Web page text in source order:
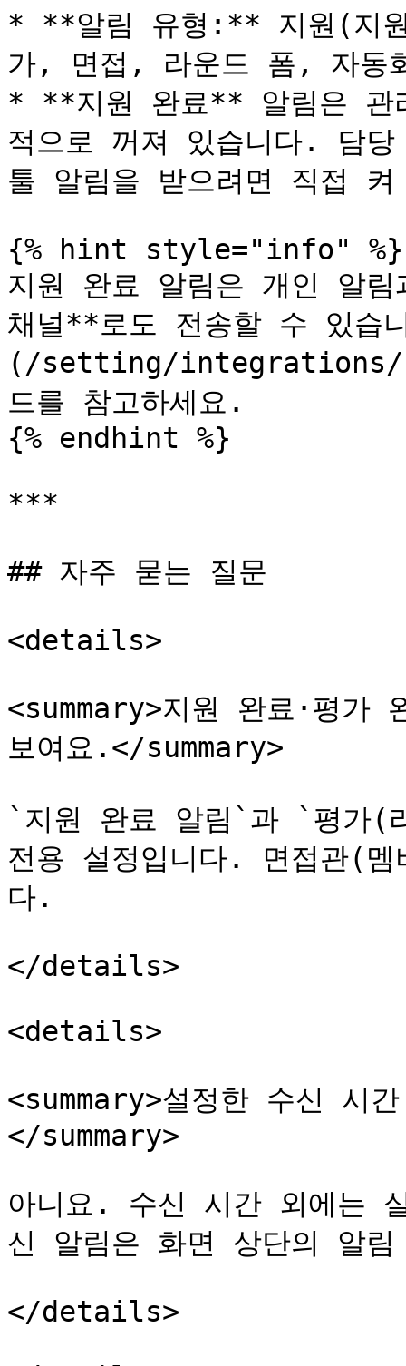
* **알림 유형:** 지원(지
가, 면접, 라운드 폼, 자동
* **지원 완료** 알림은 관
적으로 꺼져 있습니다. 담
툴 알림을 받으려면 직접
{% hint style="info" %}
지원 완료 알림은 개인 알
채널**로도 전송할 수 있
(/setting/integrations/
드를 참고하세요.
{% endhint %}
***
## 자주 묻는 질문
<details>
<summary>지원 완료·평가
보여요.</summary>
`지원 완료 알림`과 `평가(
전용 설정입니다. 면접관(
다.
</details>
<details>
<summary>설정한 수신 시
</summary>
아니요. 수신 시간 외에는
신 알림은 화면 상단의 알
</details>